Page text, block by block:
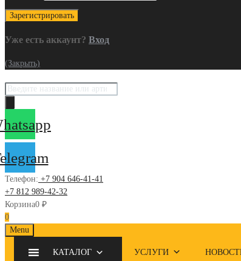
Уже есть аккаунт? Вход
(Закрыть)
Поиск
Телефон: +7 904 646-41-41
+7 812 989-42-32
Корзина0 ₽
0
Skip
content
Menu
КАТАЛОГ УСЛУГИ